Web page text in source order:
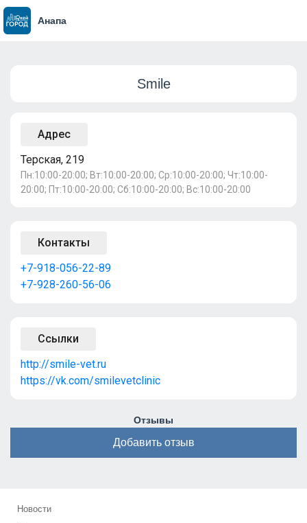
Анапа
Smile
Адрес
Терская, 219
Пн:10:00-20:00; Вт:10:00-20:00; Ср:10:00-20:00; Чт:10:00-
20:00; Пт:10:00-20:00; Сб:10:00-20:00; Вс:10:00-20:00
Контакты
+7-918-056-22-89
+7-928-260-56-06
Ссылки
http://smile-vet.ru
https://vk.com/smilevetclinic
Отзывы
Добавить отзыв
Новости